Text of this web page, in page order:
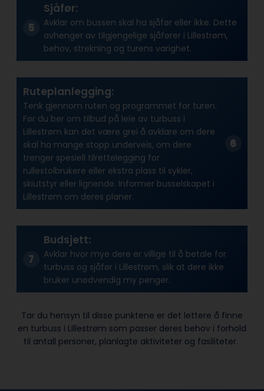
Sjåfør:
Avklar om bussen skal ha sjåfør eller ikke. Dette
avhenger av tilgjengelige sjåfører i Lillestrøm,
behov, strekning og turens varighet.
Ruteplanlegging:
Tenk gjennom ruten og programmet for turen.
Før du ber om tilbud på leie av turbuss i
Lillestrøm kan det være grei å avklare om dere
skal ha mange stopp underveis, om dere
trenger spesiell tilrettelegging for
rullestolbrukere eller ekstra plass til sykler,
skiutstyr eller lignende. Informer busselskapet i
Lillestrøm om deres planer.
Budsjett:
Avklar hvor mye dere er villige til å betale for
turbuss og sjåfør i Lillestrøm, slik at dere ikke
bruker unødvendig my penger.
Tar du hensyn til disse punktene er det lettere å finne
en turbuss i Lillestrøm som passer deres behov i forhold
til antall personer, planlagte aktiviteter og fasiliteter.